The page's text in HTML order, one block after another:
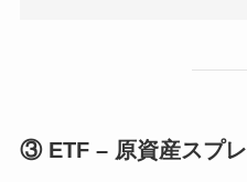
③ ETF – 原資産スプ